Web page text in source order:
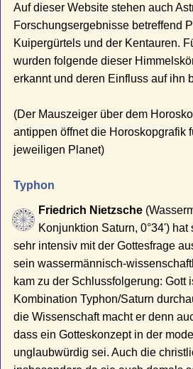
Auf dieser Website stehen auch
Forschungsergebnisse betreffend
Kuipergürtels und der Kentauren.
wurden folgende dieser
erkannt und deren Einfluss auf ihn
(Der Mauszeiger über dem
antippen öffnet die Horoskopgrafik
jeweiligen Planet)
Typhon
Friedrich Nietzsche
Konjunktion Saturn, 0°34')
sehr intensiv mit der Gottesfrage
sein wassermännisch-
kam zu der Schlussfolgerung: Gott
Kombination Typhon/Saturn
die Wissenschaft macht er denn
dass ein Gotteskonzept in der
unglaubwürdig sei. Auch die